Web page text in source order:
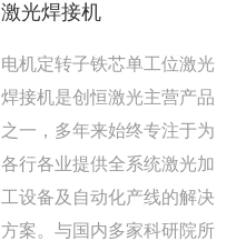
激光焊接机
电机定转子铁芯单工位激光
焊接机是创恒激光主营产品
之一，多年来始终专注于为
各行各业提供全系统激光加
工设备及自动化产线的解决
方案。与国内多家科研院所